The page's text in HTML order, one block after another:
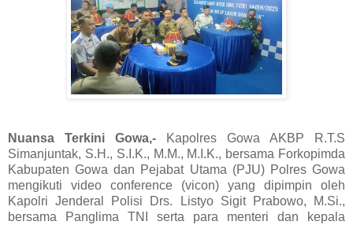
Nuansa Terkini Gowa,-
Kapolres Gowa AKBP R.T.S
Simanjuntak, S.H., S.I.K., M.M., M.I.K., bersama Forkopimda
Kabupaten Gowa dan Pejabat Utama (PJU) Polres Gowa
mengikuti video conference (vicon) yang dipimpin oleh
Kapolri Jenderal Polisi Drs. Listyo Sigit Prabowo, M.Si.,
bersama Panglima TNI serta para menteri dan kepala